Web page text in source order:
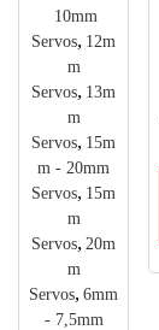
10mm
Servos, 12m
m
Servos, 13m
m
Servos, 15m
m - 20mm
Servos, 15m
m
Servos, 20m
m
Servos, 6mm
- 7,5mm